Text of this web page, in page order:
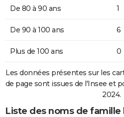
De 80 à 90 ans 1
De 90 à 100 ans 6
Plus de 100 ans 0
Les données présentes sur les
de page sont issues de l'Insee et
2024.
Liste des noms de